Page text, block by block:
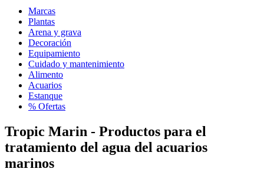
Marcas
Plantas
Arena y grava
Decoración
Equipamiento
Cuidado y mantenimiento
Alimento
Acuarios
Estanque
% Ofertas
Tropic Marin - Productos para el
tratamiento del agua del acuarios
marinos